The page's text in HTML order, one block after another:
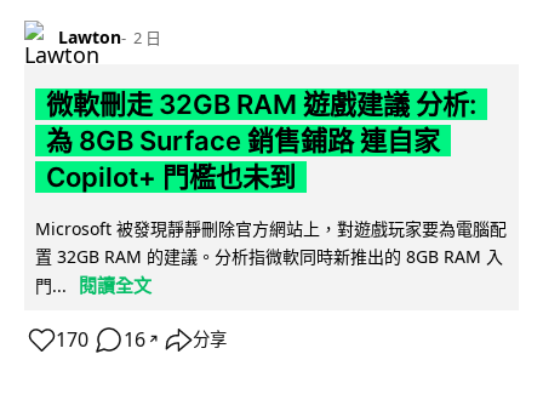
Lawton 2 日
微軟刪走 32GB RAM 遊戲建議 分析:
為 8GB Surface 銷售鋪路 連自家
Copilot+ 門檻也未到
Microsoft 被發現靜靜刪除官方網站上，對遊戲玩家要為電腦配
置 32GB RAM 的建議。分析指微軟同時新推出的 8GB RAM 入
門...
閱讀全文
170 16 ↗ 分享